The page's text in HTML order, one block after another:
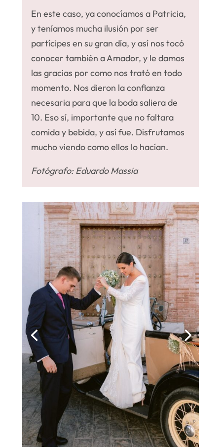
En este caso, ya conocíamos a Patricia,
y teníamos mucha ilusión por ser
partícipes en su gran día, y así nos tocó
conocer también a Amador, y le damos
las gracias por como nos trató en todo
momento. Nos dieron la confianza
necesaria para que la boda saliera de
10. Eso sí, importante que no faltara
comida y bebida, y así fue. Disfrutamos
mucho viendo como ellos lo hacían.
Fotógrafo: Eduardo Massia